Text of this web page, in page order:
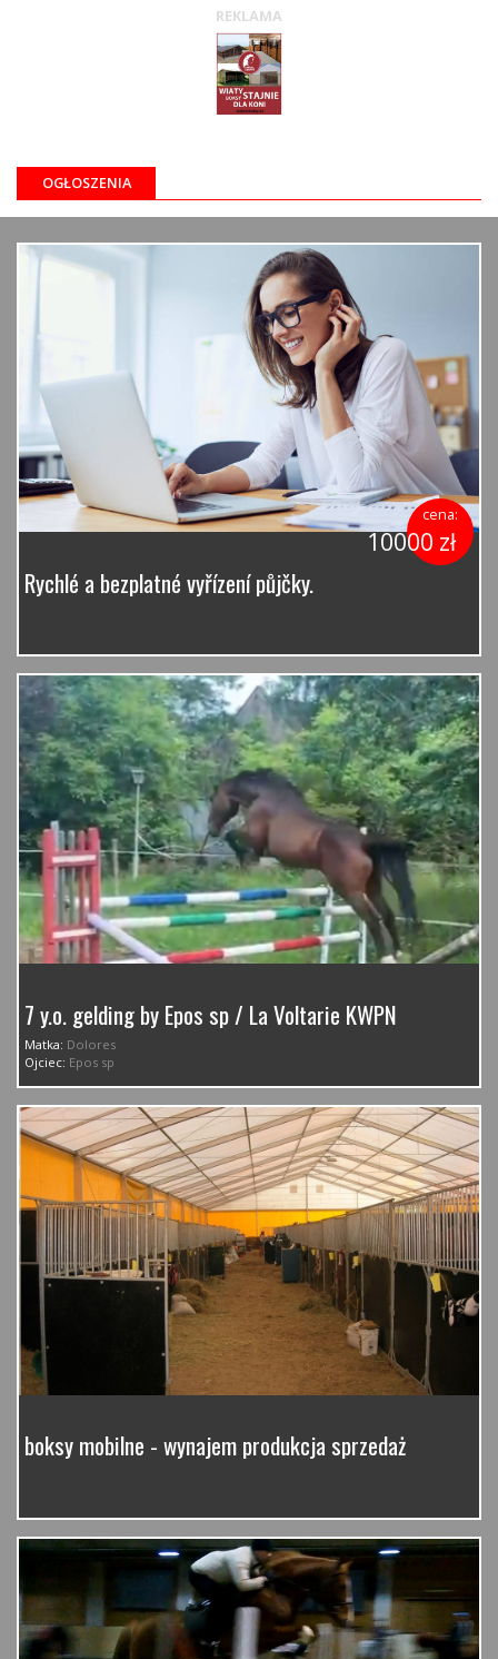
REKLAMA
OGŁOSZENIA
cena:
10000 zł
Rychlé a bezplatné vyřízení půjčky.
7 y.o. gelding by Epos sp / La Voltarie KWPN
Matka: Dolores
Ojciec: Epos sp
boksy mobilne - wynajem produkcja sprzedaż